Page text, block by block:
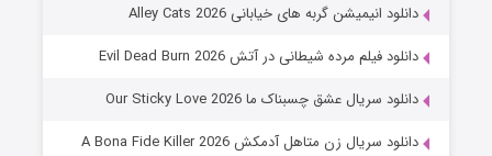
عملیات آپارتمان
قسمت2 (زیرنویس) منتشر شد
دانلود انیمیشن گربه های خیابانی Alley Cats 2026
دانلود فیلم مرده شیطانی در آتش Evil Dead Burn 2026
دانلود سریال عشق چسبناک ما Our Sticky Love 2026
دانلود سریال زن متاهل آدمکش A Bona Fide Killer 2026